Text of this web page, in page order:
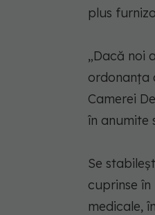
plus
„Dacă noi
ordonanţa
Camerei
în anumite
Se
cuprinse
medicale,